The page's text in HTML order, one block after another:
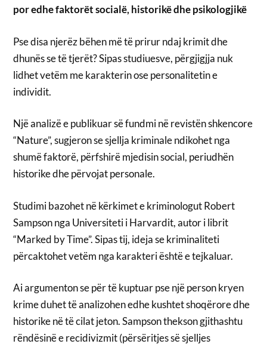
por edhe faktorët socialë, historikë dhe psikologjikë
Pse disa njerëz bëhen më të prirur ndaj krimit dhe
dhunës se të tjerët? Sipas studiuesve, përgjigjja nuk
lidhet vetëm me karakterin ose personalitetin e
individit.
Një analizë e publikuar së fundmi në revistën shkencore
“Nature”, sugjeron se sjellja kriminale ndikohet nga
shumë faktorë, përfshirë mjedisin social, periudhën
historike dhe përvojat personale.
Studimi bazohet në kërkimet e kriminologut Robert
Sampson nga Universiteti i Harvardit, autor i librit
“Marked by Time”. Sipas tij, ideja se kriminaliteti
përcaktohet vetëm nga karakteri është e tejkaluar.
Ai argumenton se për të kuptuar pse një person kryen
krime duhet të analizohen edhe kushtet shoqërore dhe
historike në të cilat jeton. Sampson thekson gjithashtu
rëndësinë e recidivizmit (përsëritjes së sjelljes